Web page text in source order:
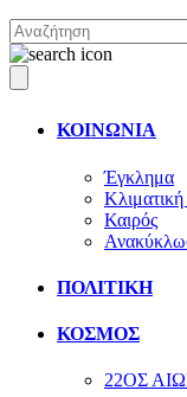
ΚΟΙΝΩΝΙΑ
Έγκλημα
Καιρός
ΠΟΛΙΤΙΚΗ
ΚΟΣΜΟΣ
22ΟΣ